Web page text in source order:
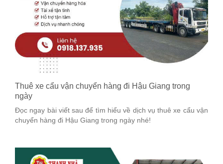
Thuê xe cẩu vận chuyển hàng đi Hậu Giang trong
ngày
Đọc ngay bài viết sau để tìm hiểu về dịch vụ thuê xe cẩu vận
chuyển hàng đi Hậu Giang trong ngày nhé!